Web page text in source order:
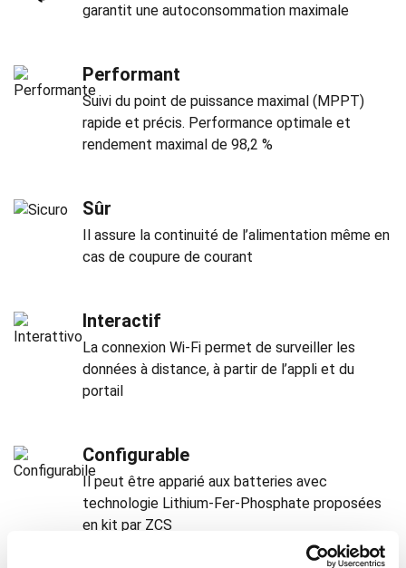
garantit une autoconsommation maximale
Performant
Suivi du point de puissance maximal (MPPT)
rapide et précis. Performance optimale et
rendement maximal de 98,2 %
Sûr
Il assure la continuité de l’alimentation même en
cas de coupure de courant
Interactif
La connexion Wi-Fi permet de surveiller les
données à distance, à partir de l’appli et du
portail
Configurable
Il peut être apparié aux batteries avec
technologie Lithium-Fer-Phosphate proposées
en kit par ZCS